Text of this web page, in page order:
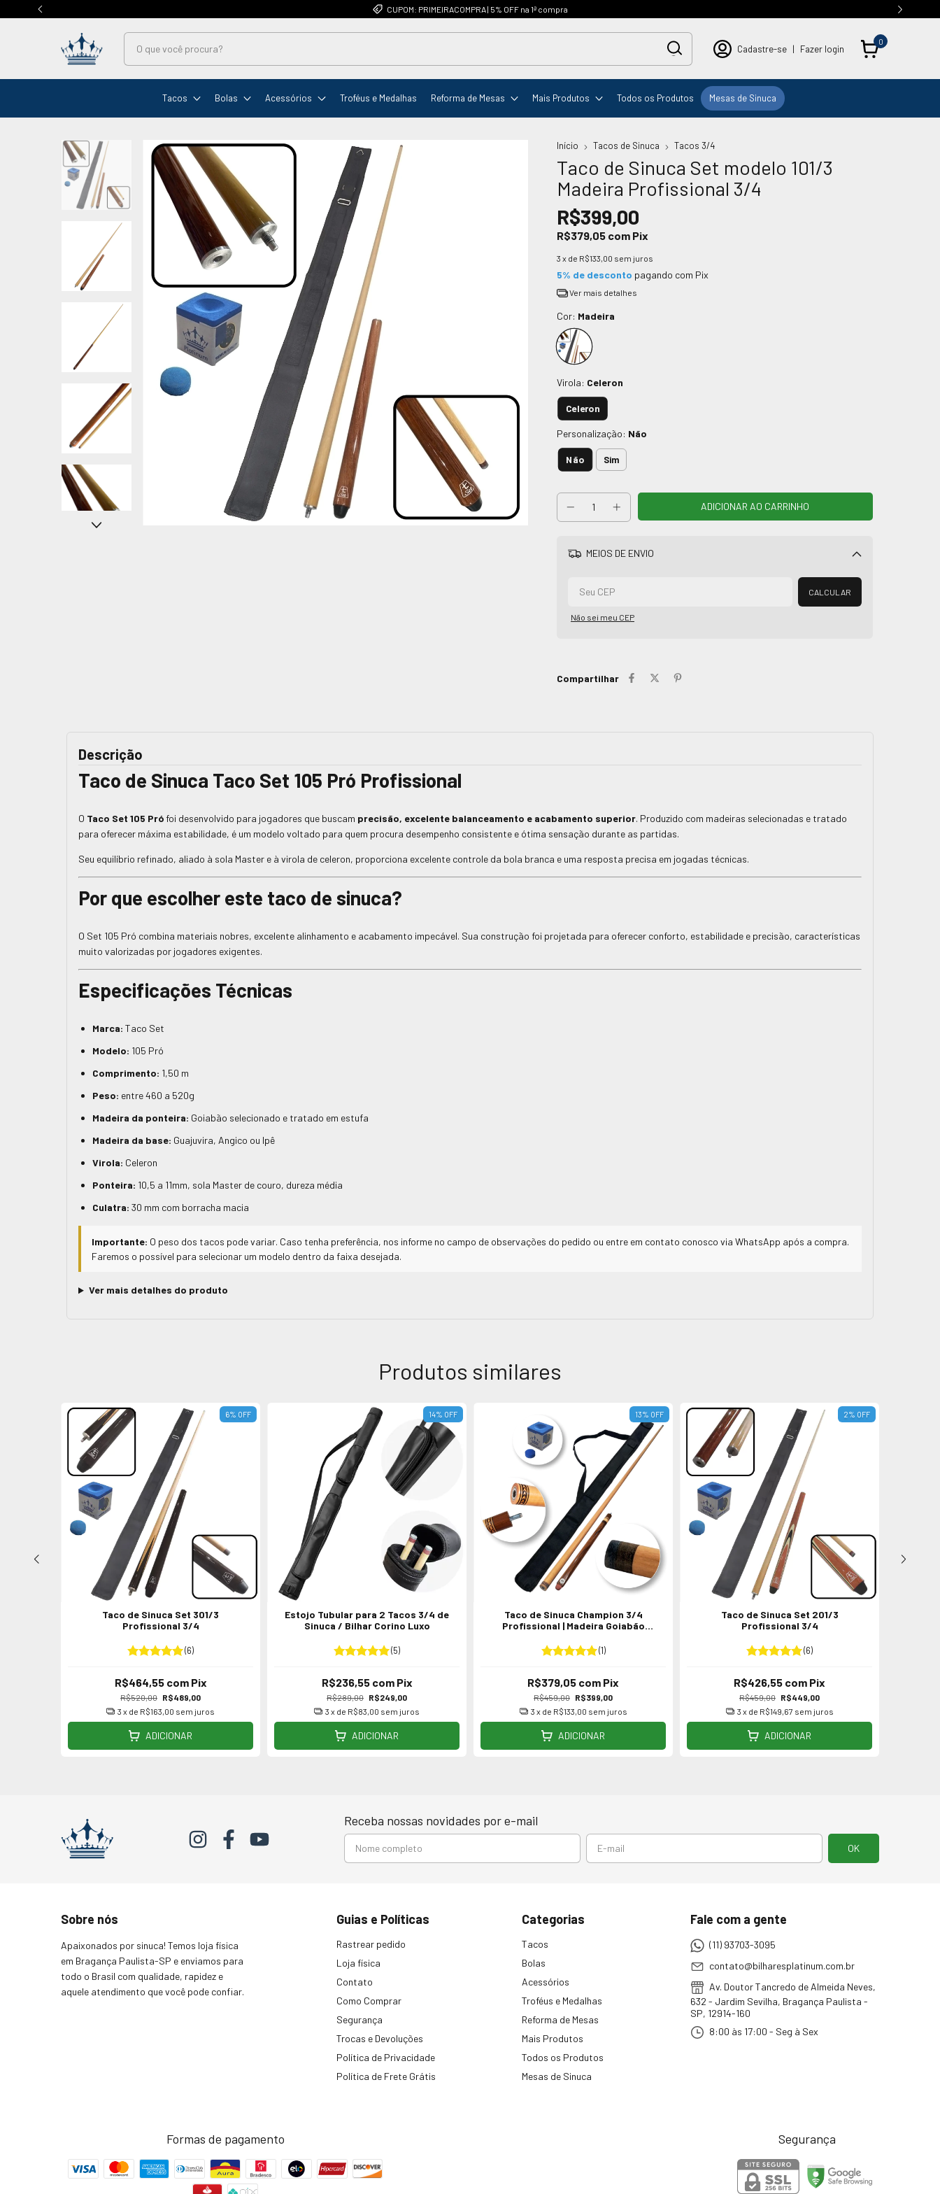
CUPOM: PRIMEIRACOMPRA | 5% OFF na 1ª compra
Cadastre-se | Fazer login
0
Tacos Bolas Acessórios Troféus e Medalhas Reforma de Mesas Mais Produtos Todos os Produtos Mesas de Sinuca
Início Tacos de Sinuca Tacos 3/4
Taco de Sinuca Set modelo 101/3
Madeira Profissional 3/4
R$399,00
R$379,05 com Pix
3 x de R$133,00 sem juros
5% de desconto pagando com Pix
Ver mais detalhes
Cor: Madeira
Virola: Celeron
Celeron
Personalização: Não
Não Sim
MEIOS DE ENVIO
Alterar CEP
CALCULAR
Não sei meu CEP
Compartilhar
Descrição
Taco de Sinuca Taco Set 105 Pró Profissional
O Taco Set 105 Pró foi desenvolvido para jogadores que buscam precisão, excelente balanceamento e acabamento superior. Produzido com madeiras selecionadas e tratado
para oferecer máxima estabilidade, é um modelo voltado para quem procura desempenho consistente e ótima sensação durante as partidas.
Seu equilíbrio refinado, aliado à sola Master e à virola de celeron, proporciona excelente controle da bola branca e uma resposta precisa em jogadas técnicas.
Por que escolher este taco de sinuca?
O Set 105 Pró combina materiais nobres, excelente alinhamento e acabamento impecável. Sua construção foi projetada para oferecer conforto, estabilidade e precisão, características
muito valorizadas por jogadores exigentes.
Especificações Técnicas
Marca: Taco Set
Modelo: 105 Pró
Comprimento: 1,50 m
Peso: entre 460 a 520g
Madeira da ponteira: Goiabão selecionado e tratado em estufa
Madeira da base: Guajuvira, Angico ou Ipê
Virola: Celeron
Ponteira: 10,5 a 11mm, sola Master de couro, dureza média
Culatra: 30 mm com borracha macia
Importante: O peso dos tacos pode variar. Caso tenha preferência, nos informe no campo de observações do pedido ou entre em contato conosco via WhatsApp após a compra.
Faremos o possível para selecionar um modelo dentro da faixa desejada.
Ver mais detalhes do produto
Produtos similares
6% OFF
Taco de Sinuca Set 301/3
Profissional 3/4
(6)
R$520,00 R$489,00
R$464,55 com Pix
3 x de R$163,00 sem juros
ADICIONAR
14% OFF
Estojo Tubular para 2 Tacos 3/4 de
Sinuca / Bilhar Corino Luxo
(5)
R$289,00 R$249,00
R$236,55 com Pix
3 x de R$83,00 sem juros
ADICIONAR
13% OFF
Taco de Sinuca Champion 3/4
Profissional | Madeira Goiabão
(1)
R$459,00 R$399,00
R$379,05 com Pix
3 x de R$133,00 sem juros
ADICIONAR
2% OFF
Taco de Sinuca Set 201/3
Profissional 3/4
(6)
R$459,00 R$449,00
R$426,55 com Pix
3 x de R$149,67 sem juros
ADICIONAR
Receba nossas novidades por e-mail
Sobre nós
Apaixonados por sinuca! Temos loja física
em Bragança Paulista-SP e enviamos para
todo o Brasil com qualidade, rapidez e
aquele atendimento que você pode confiar.
Guias e Políticas
Rastrear pedido
Loja física
Contato
Como Comprar
Segurança
Trocas e Devoluções
Política de Privacidade
Política de Frete Grátis
Categorias
Tacos
Bolas
Acessórios
Troféus e Medalhas
Reforma de Mesas
Mais Produtos
Todos os Produtos
Mesas de Sinuca
Fale com a gente
(11) 93703-3095
contato@bilharesplatinum.com.br
Av. Doutor Tancredo de Almeida Neves,
632 - Jardim Sevilha, Bragança Paulista -
SP, 12914-160
8:00 às 17:00 - Seg à Sex
Formas de pagamento Segurança